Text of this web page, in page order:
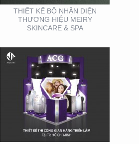
THIẾT KẾ BỘ NHẬN DIỆN
THƯƠNG HIỆU MEIRY
SKINCARE & SPA
THIẾT KẾ THI CÔNG
KIOSK TẠI TP. HỒ CHÍ
MINH